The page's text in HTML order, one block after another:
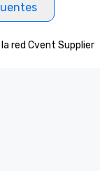
red Cvent Supplier